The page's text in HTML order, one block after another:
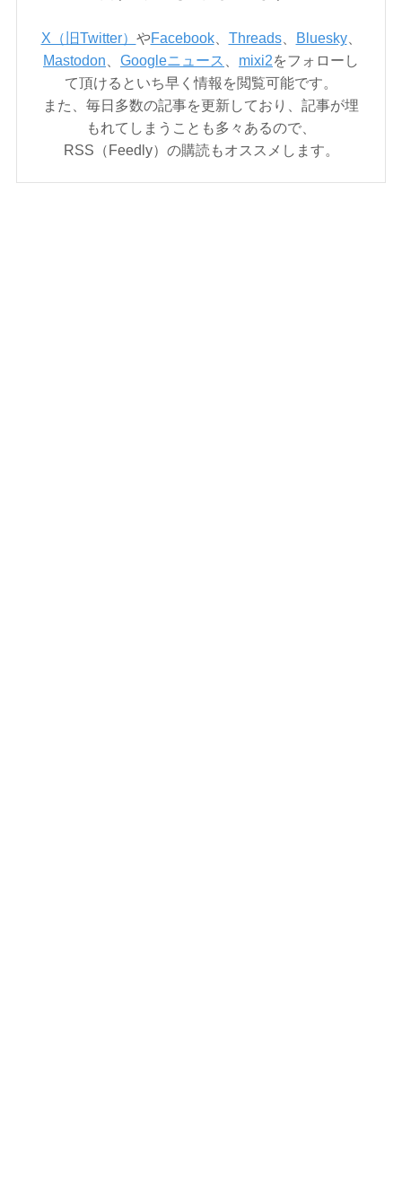
X（旧Twitter） やFacebook、 Threads、 Bluesky、
Mastodon
Googleニュース mixi2をフォローし
て頂けるといち早く情報を閲覧可能です。
また、毎日多数の記事を更新しており、記事が埋
もれてしまうことも多々あるので、
RSS（Feedly）の購読もオススメします。